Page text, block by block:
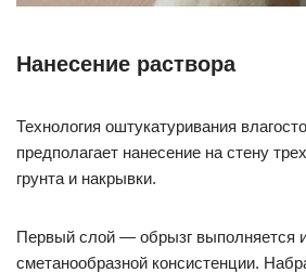
Нанесение раствора
Технология оштукатуривания
предполагает нанесение на стену
грунта и накрывки.
Первый слой — обрызг выполняется
сметанообразной консистенции.